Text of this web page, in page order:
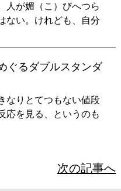
人が媚（こ）びへつら
ない。けれども、自分
ぐるダブルスタンダ
なりとてつもない値段
応を見る、というのも
次の記事へ